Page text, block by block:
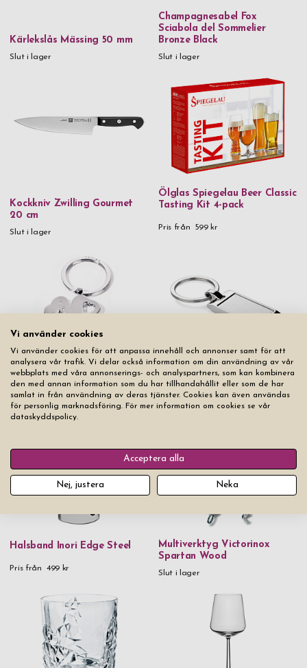
Kärlekslås Mässing 50 mm
Slut i lager
Champagnesabel Fox
Sciabola del Sommelier
Bronze Black
Slut i lager
Kockkniv Zwilling Gourmet
20 cm
Slut i lager
Ölglas Spiegelau Beer Classic
Tasting Kit 4-pack
Pris från 599 kr
Nyckelring Fyrklöver Troika
Girls Best Friend
Pris från 299 kr
Nyckelring Keymate Steel
Pris från
Halsband Inori Edge Steel
Pris från 499 kr
Multiverktyg Victorinox
Spartan Wood
Slut i lager
Vi använder cookies
Vi använder cookies för att anpassa innehåll och annonser samt för att
analysera vår trafik. Vi delar också information om din användning av vår
webbplats med våra annonserings- och analyspartners, som kan kombinera
den med annan information som du har tillhandahållit eller som de har
samlat in från användning av deras tjänster. Cookies kan även användas
för personlig marknadsföring. För mer information om cookies se vår
dataskyddspolicy.
Acceptera alla
Nej, justera Neka